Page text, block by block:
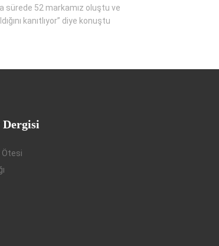
sürede 52 markamız oluştu ve
kanıtlıyor” diye konuştu
Dergisi
Ötesi